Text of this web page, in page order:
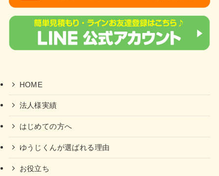
HOME
法人様実績
はじめての方へ
ゆうじくんが選ばれる理由
お役立ち